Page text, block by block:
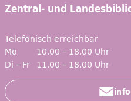
Zentral- und
Telefonisch erreichbar
Mo
10.00 – 18.00 Uhr
Di – Fr 11.00 – 18.00 Uhr